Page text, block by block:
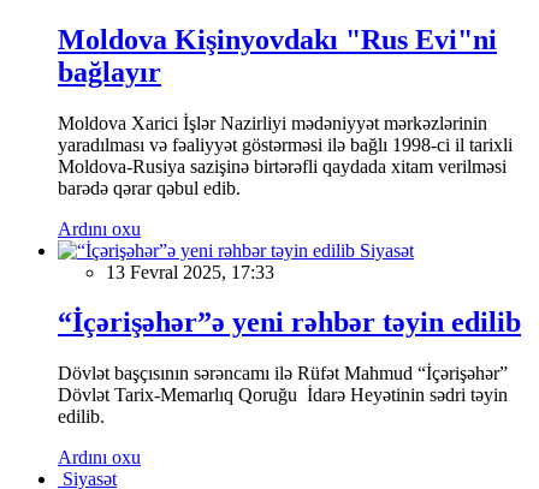
Moldova Kişinyovdakı "Rus Evi"ni
bağlayır
Moldova Xarici İşlər Nazirliyi mədəniyyət mərkəzlərinin
yaradılması və fəaliyyət göstərməsi ilə bağlı 1998-ci il tarixli
Moldova-Rusiya sazişinə birtərəfli qaydada xitam verilməsi
barədə qərar qəbul edib.
Ardını oxu
Siyasət
13 Fevral 2025, 17:33
“İçərişəhər”ə yeni rəhbər təyin edilib
Dövlət başçısının sərəncamı ilə Rüfət Mahmud “İçərişəhər”
Dövlət Tarix-Memarlıq Qoruğu İdarə Heyətinin sədri təyin
edilib.
Ardını oxu
Siyasət